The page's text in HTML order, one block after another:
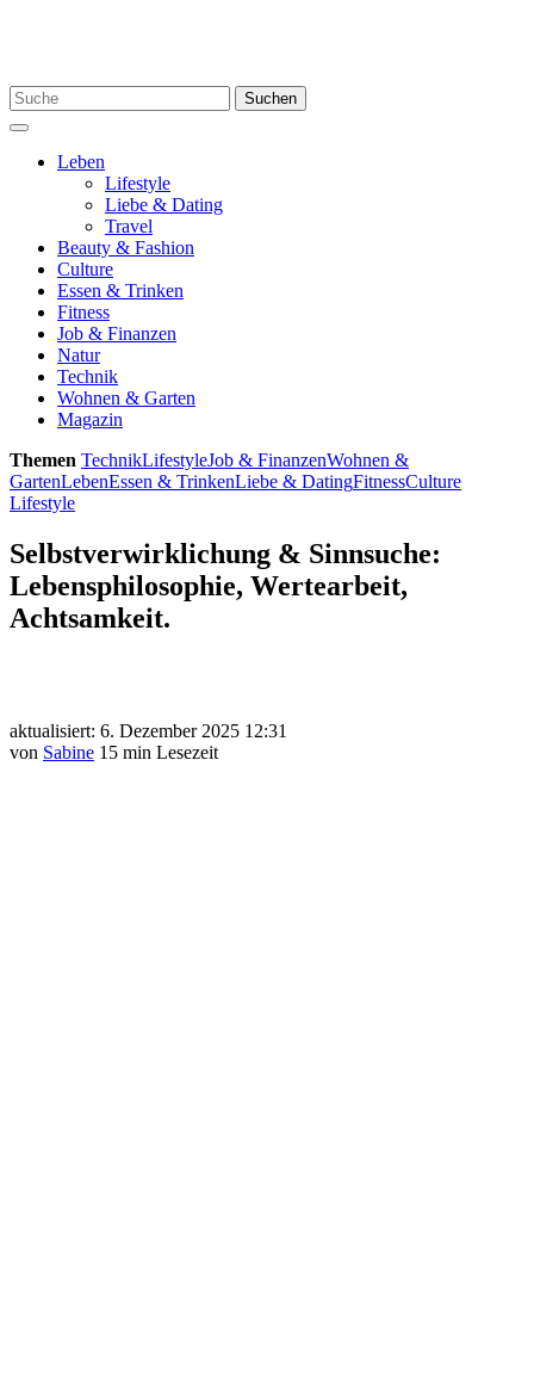
Search
for:
Suchen
Menu
Leben
Lifestyle
Liebe & Dating
Travel
Beauty & Fashion
Culture
Essen & Trinken
Fitness
Job & Finanzen
Natur
Technik
Wohnen & Garten
Magazin
Themen TechnikLifestyleJob & FinanzenWohnen &
GartenLebenEssen & TrinkenLiebe & DatingFitnessCulture
Lifestyle
Selbstverwirklichung & Sinnsuche:
Lebensphilosophie, Wertearbeit,
Achtsamkeit.
aktualisiert: 6. Dezember 2025 12:31
von Sabine 15 min Lesezeit